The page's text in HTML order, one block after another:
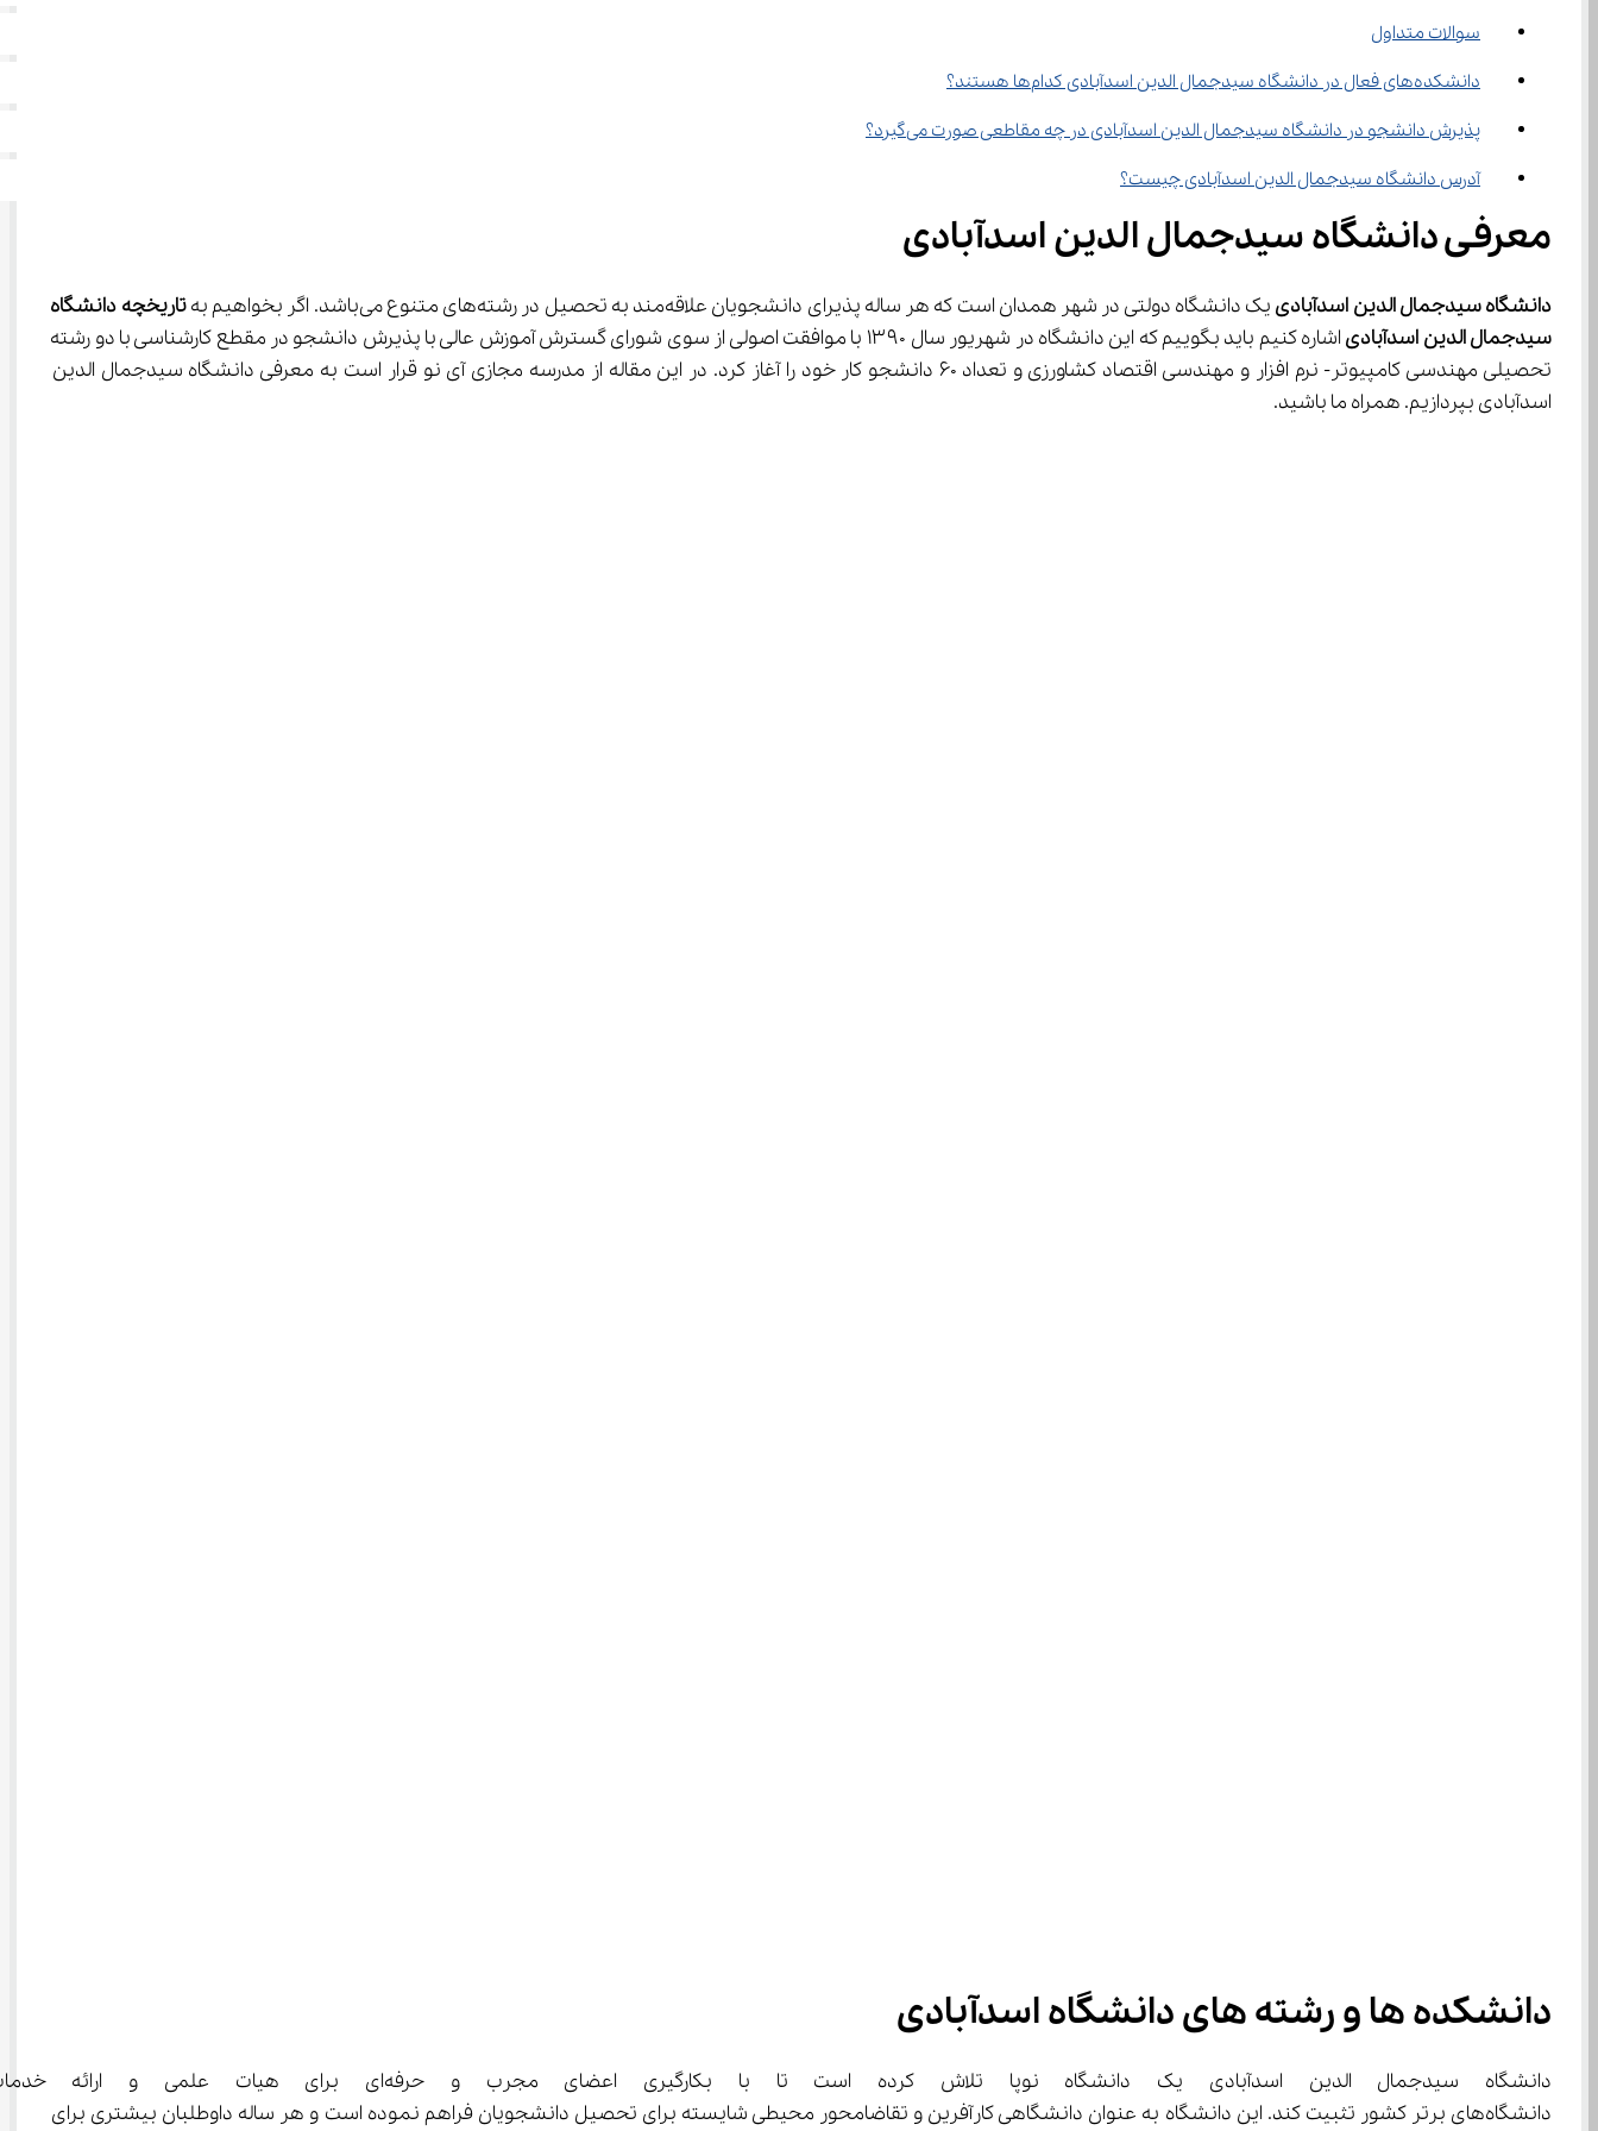
سوالات متداول
دانشکده‌های فعال در دانشگاه سیدجمال الدین اسدآبادی کدام‌ها هستند؟
پذیرش دانشجو در دانشگاه سیدجمال الدین اسدآبادی در چه مقاطعی صورت می‌گیرد؟
آدرس دانشگاه سیدجمال الدین اسدآبادی چیست؟
معرفی دانشگاه سیدجمال الدین اسدآبادی
دانشگاه سیدجمال الدین اسدآبادی یک دانشگاه دولتی در شهر همدان است که هر ساله پذیرای دانشجویان علاقه‌مند به تحصیل در رشته‌های متنوع می‌باشد. اگر بخواهیم به
تاریخچه دانشگاه
سیدجمال الدین اسدآبادی
اشاره کنیم باید بگوییم که این دانشگاه در شهریور سال ۱۳۹۰ با موافقت اصولی از سوی شورای گسترش آموزش عالی با پذیرش دانشجو در مقطع کارشناسی با دو رشته
تحصیلی مهندسی کامپیوتر- نرم افزار و مهندسی اقتصاد کشاورزی و تعداد ۶۰ دانشجو کار خود را آغاز کرد. در این مقاله از مدرسه مجازی آی نو قرار است به معرفی دانشگاه سیدجمال الدین
اسدآبادی بپردازیم. همراه ما باشید.
دانشکده ها و رشته های دانشگاه اسدآبادی
دانشگاه سیدجمال الدین اسدآبادی یک دانشگاه نوپا تلاش کرده‌ است تا
دانشگاه‌های برتر کشور تثبیت کند. این دانشگاه به عنوان دانشگاهی کارآفرین و تقاضامحور محیطی شایسته برای تحصیل دانشجویان فراهم نموده است و هر ساله داوطلبان بیشتری برای